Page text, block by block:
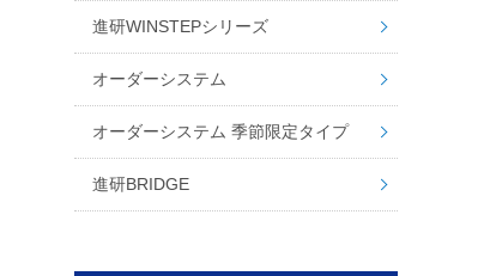
進研WINSTEPシリーズ
オーダーシステム
オーダーシステム 季節限定タイプ
進研BRIDGE